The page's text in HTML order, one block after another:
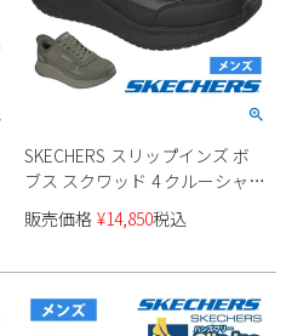
SKECHERS スリップインズ ボ
ブス スクワッド 4 クルーシャル
ステップ 防水 118416 メンズ
販売価格 ¥14,850税込